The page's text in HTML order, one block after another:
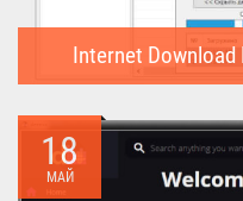
Internet Download
18
МАЙ